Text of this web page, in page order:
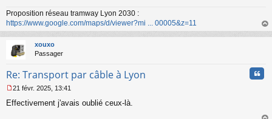
g
e
n
n
l
Proposition réseau tramway Lyon 2030 :
https://www.google.com/maps/d/viewer?mi ... 00005&z=11
au
xouxo
Passager
Re: Transport par câble à Lyon
e
21 févr. 2025, 13:41
Effectivement j'avais oublié ceux-là.